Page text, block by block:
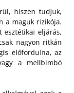
hiszen tudjuk,
a maguk rizikója.
esztétikai eljárás,
nagyon ritkán
előfordulna, az
a mellbimbó